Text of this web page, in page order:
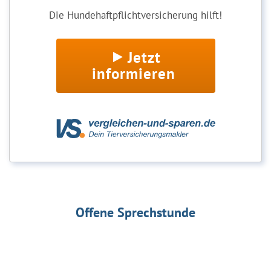
Die Hundehaftpflichtversicherung hilft!
Jetzt
informieren
Offene Sprechstunde